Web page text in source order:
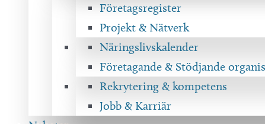
Företagsregister
Projekt & Nätverk
Näringslivskalender
Företagande & Stödjande
Rekrytering & kompetens
Jobb & Karriär